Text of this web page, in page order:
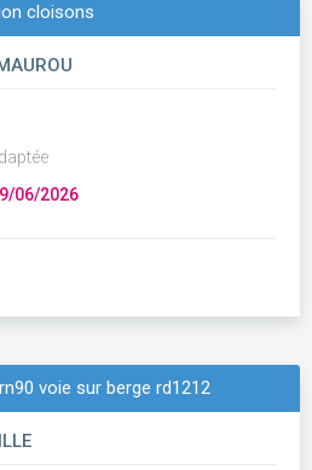
cloisons
06/2026
voie sur berge rd1212